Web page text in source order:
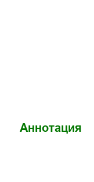
Аннотация